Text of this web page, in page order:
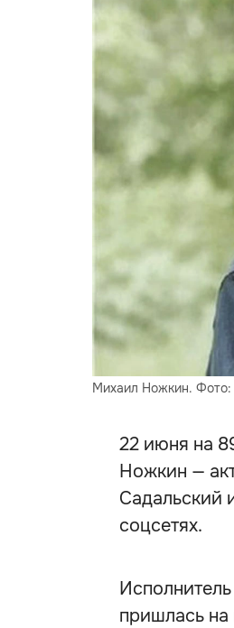
Михаил Ножкин. Фото:
22 июня на
Ножкин —
Садальский
соцсетях.
пришлась на